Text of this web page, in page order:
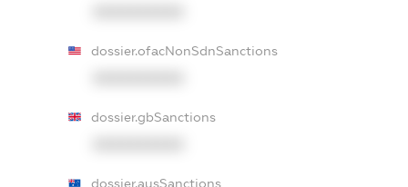
dossier.ofacNonSdnSanctions
dossier.gbSanctions
dossier.ausSanctions